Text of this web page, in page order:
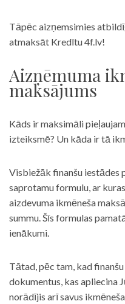
Tāpēc aizņemsimies
atmaksāt Kredītu 4f.lv!
Aizņēmuma
maksājums
Kāds ir maksimāli
izteiksmē? Un kāda ir tā
Visbiežāk finanšu iestādes
saprotamu formulu, ar
aizdevuma ikmēneša
summu. Šīs formulas
ienākumi.
Tātad, pēc tam, kad
dokumentus, kas apliecina
norādījis arī savus